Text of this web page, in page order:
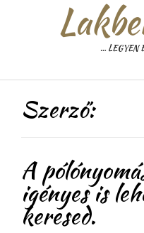
… LEGYEN
Szerző:
A
igényes is
keresed.